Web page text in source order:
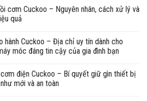
cơm Cuckoo – Nguyên nhân, cách xử lý và
quả
hành Cuckoo – Địa chỉ uy tín dành cho
móc đáng tin cậy của gia đình bạn
điện Cuckoo – Bí quyết giữ gìn thiết bị
mới và an toàn